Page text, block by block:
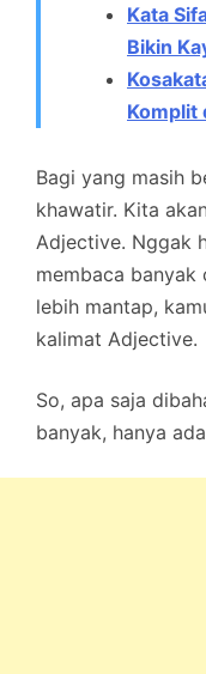
Kata
Bikin
Komplit
Bagi yang masih
khawatir. Kita
Adjective. Nggak
membaca
lebih mantap,
kalimat Adjective.
So, apa saja
banyak, hanya